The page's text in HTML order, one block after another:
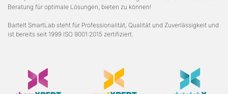
Beratung für optimale Lösungen, bieten zu können!
Bartelt SmartLab steht für Professionalität, Qualität und Zuverlässigkeit und
ist bereits seit 1999 ISO 9001:2015 zertifiziert.